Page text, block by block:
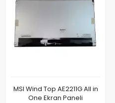
MSI Wind Top AE2211G All in
One Ekran Paneli